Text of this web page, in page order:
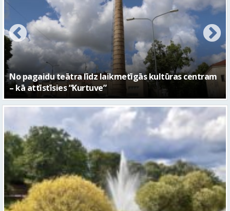
FOTO: Ar daudzveidīgiem notikumiem aizvadīta
Valmieras 743. dzimšanas diena
Piektdien laiks kļūs vēsāks un vējaināks